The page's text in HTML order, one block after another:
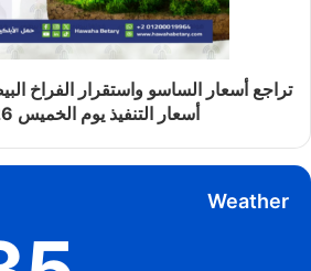
تراجع أسعار الساسو واستقرار الفراخ
أسعار التنفيذ يوم الخميس 6/8/2026
Weather